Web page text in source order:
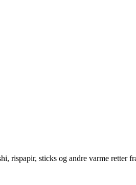
sticks og andre varme retter